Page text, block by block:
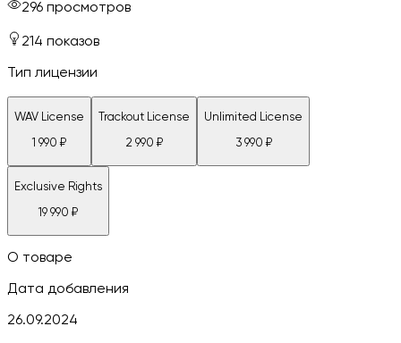
296 просмотров
214 показов
Тип лицензии
WAV License
1 990 ₽
Trackout License
2 990 ₽
Unlimited License
3 990 ₽
Exclusive Rights
19 990 ₽
О товаре
Дата добавления
26.09.2024